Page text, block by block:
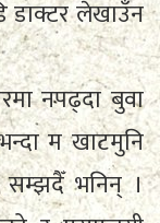
डाक्टर लेखाउँन
नपढ्दा बुवा
म खाटमुनि
भनिन् ।